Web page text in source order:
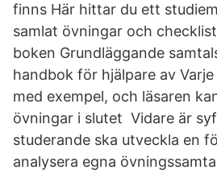
finns Här hittar du ett
samlat övningar och
boken Grundläggande
handbok för hjälpare av
med exempel, och läsaren
övningar i slutet Vidare är
studerande ska utveckla en
analysera egna